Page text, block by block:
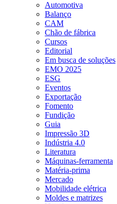
Automotiva
Balanço
CAM
Chão de fábrica
Cursos
Editorial
Em busca de soluções
EMO 2025
ESG
Eventos
Exportação
Fomento
Fundição
Guia
Impressão 3D
Indústria 4.0
Literatura
Máquinas-ferramenta
Matéria-prima
Mercado
Mobilidade elétrica
Moldes e matrizes